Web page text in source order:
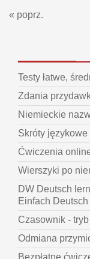
« poprz.
Testy łatwe,
Zdania
Niemieckie
Skróty językowe
Ćwiczenia
Wierszyki po
DW Deutsch
Einfach
Czasownik -
Odmiana